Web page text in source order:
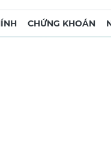
CHỨNG KHOÁN